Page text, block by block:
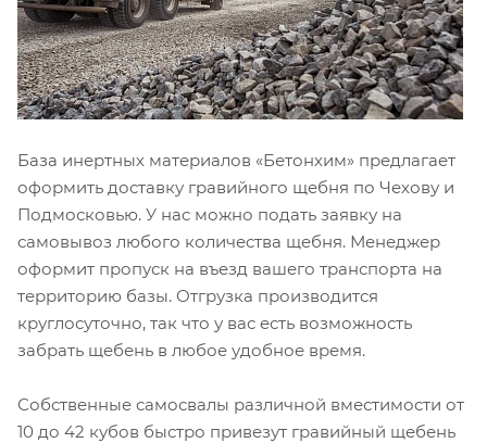
База инертных материалов «Бетонхим» предлагает
оформить доставку гравийного щебня по Чехову и
Подмосковью. У нас можно подать заявку на
самовывоз любого количества щебня. Менеджер
оформит пропуск на въезд вашего транспорта на
территорию базы. Отгрузка производится
круглосуточно, так что у вас есть возможность
забрать щебень в любое удобное время.
Собственные самосвалы различной вместимости от
10 до 42 кубов быстро привезут гравийный щебень